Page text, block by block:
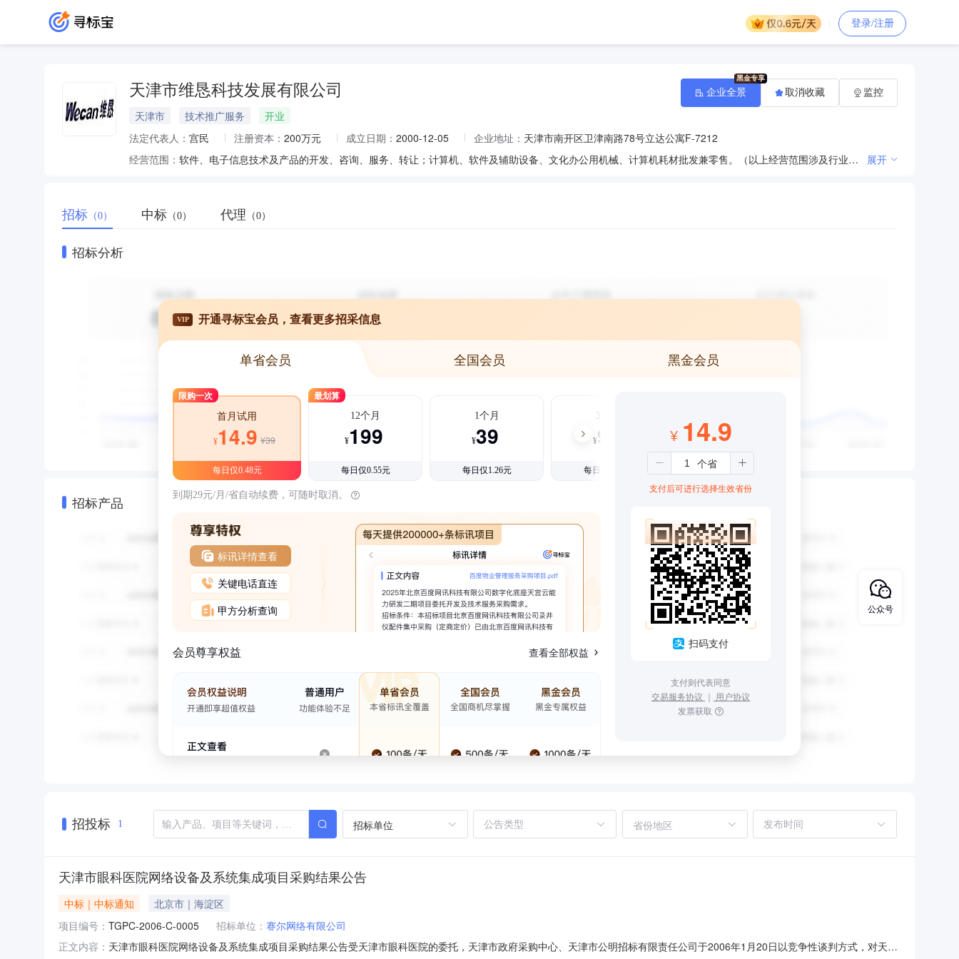
登录/注册
天津市维恳科技发展有限公司
天津市 技术推广服务
开业
法定代表人： 宫民 注册资本： 200万元 成立日期： 2000-12-05 企业地址： 天津市南开区卫津南路78号立达公寓F-7212
经营范围：
软件、电子信息技术及产品的开发、咨询、服务、转让；计算机、软件及辅助设备、文化办公用机械、计算机耗材批发兼零售。（以上经营范围涉及行业许可的凭许可证件，在有效期限内经营，国家有专营专项规定的按规定办理） 展开
企业全景 取消收藏 监控
招标 （0） 中标 （0） 代理 （0）
招标分析
招标产品
VIP 开通寻标宝会员，查看更多招采信息
单省会员 全国会员 黑金会员
限购一次
首月试用
¥14.9 ¥39
每日仅0.48元
最划算
12个月
¥199
每日仅0.55元
1个月
¥39
每日仅1.26元
3个月
¥99
每日仅1.08元
到期29元/月/省自动续费，可随时取消。
标讯详情查看
关键电话直连
甲方分析查询
会员尊享权益 查看全部权益
¥ 14.9
支付后可进行选择生效省份
扫码支付
支付则代表同意
交易服务协议 ｜ 用户协议
发票获取
招投标 1 招标单位 省份地区
天津市眼科医院网络设备及系统集成项目采购结果公告
中标｜中标通知
北京市｜海淀区
项目编号： TGPC-2006-C-0005 招标单位： 赛尔网络有限公司
正文内容： 天津市眼科医院网络设备及系统集成项目采购结果公告受天津市眼科医院的委托，天津市政府采购中心、天津市公明招标有限责任公司于2006年1月20日以竞争性谈判方式，对天津
公众号